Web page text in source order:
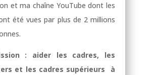
et ma chaîne YouTube dont les
été vues par plus de 2 millions
: aider les cadres, les
et les cadres supérieurs à